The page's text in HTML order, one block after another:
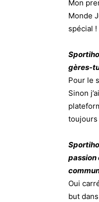
Mon
Monde
spécial !
gères-
Pour le
Sinon
toujours
passion
Oui
but